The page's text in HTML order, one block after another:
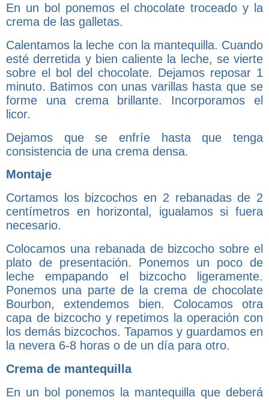
En un bol ponemos el chocolate troceado y la
crema de las galletas.
Calentamos la leche con la mantequilla. Cuando
esté derretida y bien caliente la leche, se vierte
sobre el bol del chocolate. Dejamos reposar 1
minuto. Batimos con unas varillas hasta que se
forme una crema brillante. Incorporamos el
licor.
Dejamos que se enfríe hasta que tenga
consistencia de una crema densa.
Montaje
Cortamos los bizcochos en 2 rebanadas de 2
centímetros en horizontal, igualamos si fuera
necesario.
Colocamos una rebanada de bizcocho sobre el
plato de presentación. Ponemos un poco de
leche empapando el bizcocho ligeramente.
Ponemos una parte de la crema de chocolate
Bourbon, extendemos bien. Colocamos otra
capa de bizcocho y repetimos la operación con
los demás bizcochos. Tapamos y guardamos en
la nevera 6-8 horas o de un día para otro.
Crema de mantequilla
En un bol ponemos la mantequilla que deberá